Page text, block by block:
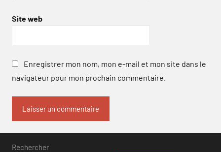
Site web
Enregistrer mon nom, mon e-mail et mon site dans le
navigateur pour mon prochain commentaire.
Rechercher